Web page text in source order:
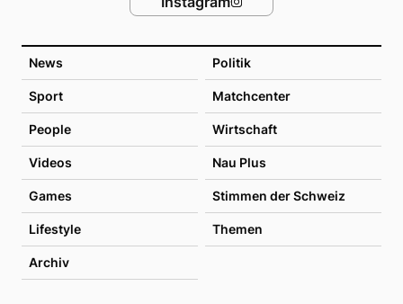
News Politik
Sport Matchcenter
People Wirtschaft
Videos Nau Plus
Games Stimmen der Schweiz
Lifestyle Themen
Archiv